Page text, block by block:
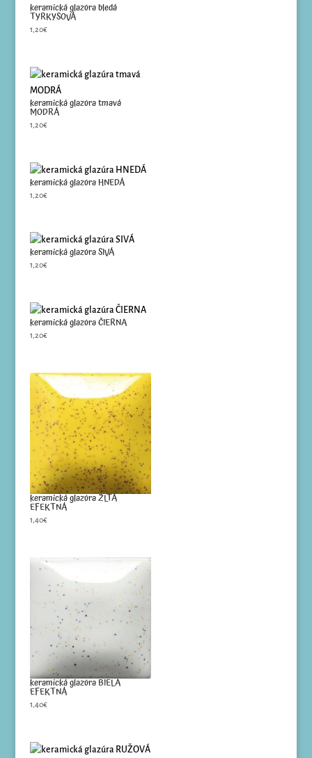
keramická glazúra bledá
TYRKYSOVÁ
1,20€
keramická glazúra tmavá
MODRÁ
1,20€
keramická glazúra HNEDÁ
1,20€
keramická glazúra SIVÁ
1,20€
keramická glazúra ČIERNA
1,20€
keramická glazúra ŽLTÁ
EFEKTNÁ
1,40€
keramická glazúra BIELA
EFEKTNÁ
1,40€